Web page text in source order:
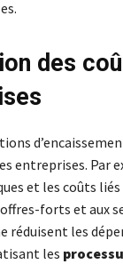
des
entreprises. Par
et les coûts
forts et aux
réduisent les
les